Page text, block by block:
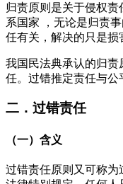
归责原则是关于侵权责
系国家 ，无论是归责
任有关，解决的只是损
我国民法典承认的归
任。过错推定责任与公
二．过错责任
（一） 含义
过错责任原则又可称